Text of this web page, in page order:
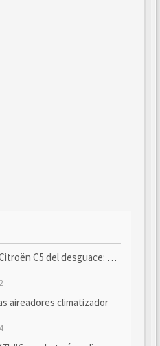
del desguace: Presentación y seguimiento
aireadores climatizador